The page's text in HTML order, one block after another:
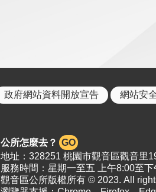
政府網站資料開放宣告 網站安
公所怎麼去？ GO
地址：328251 桃園市觀音區觀音里
服務時間：星期一至五 上午8:00至下
觀音區公所版權所有 © 2023. All